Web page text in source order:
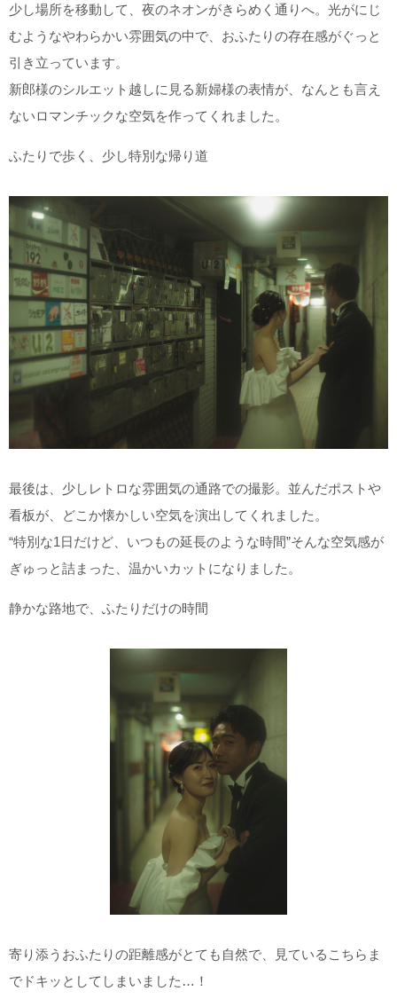
少し場所を移動して、夜のネオンがきらめく通りへ。光がにじ
むようなやわらかい雰囲気の中で、おふたりの存在感がぐっと
引き立っています。
新郎様のシルエット越しに見る新婦様の表情が、なんとも言え
ないロマンチックな空気を作ってくれました。
ふたりで歩く、少し特別な帰り道
最後は、少しレトロな雰囲気の通路での撮影。並んだポストや
看板が、どこか懐かしい空気を演出してくれました。
“特別な1日だけど、いつもの延長のような時間”そんな空気感が
ぎゅっと詰まった、温かいカットになりました。
静かな路地で、ふたりだけの時間
寄り添うおふたりの距離感がとても自然で、見ているこちらま
でドキッとしてしまいました…！